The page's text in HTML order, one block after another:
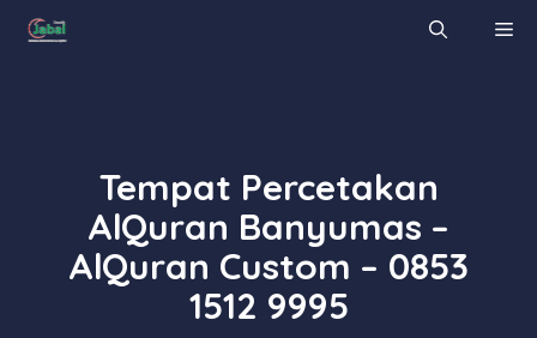
Skip
Tempat Percetakan
AlQuran Banyumas –
AlQuran Custom – 0853
1512 9995